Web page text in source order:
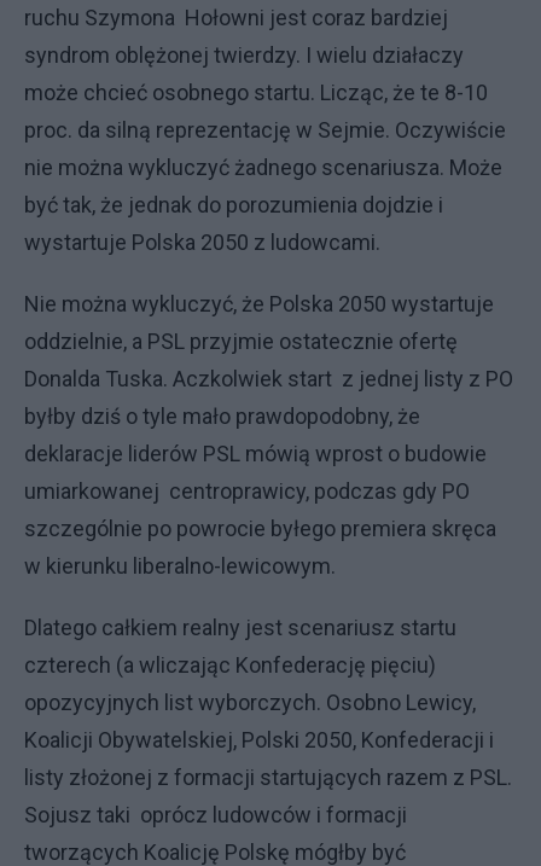
ruchu Szymona Hołowni jest coraz bardziej
syndrom oblężonej twierdzy. I wielu działaczy
może chcieć osobnego startu. Licząc, że te 8-10
proc. da silną reprezentację w Sejmie. Oczywiście
nie można wykluczyć żadnego scenariusza. Może
być tak, że jednak do porozumienia dojdzie i
wystartuje Polska 2050 z ludowcami.
Nie można wykluczyć, że Polska 2050 wystartuje
oddzielnie, a PSL przyjmie ostatecznie ofertę
Donalda Tuska. Aczkolwiek start z jednej listy z PO
byłby dziś o tyle mało prawdopodobny, że
deklaracje liderów PSL mówią wprost o budowie
umiarkowanej centroprawicy, podczas gdy PO
szczególnie po powrocie byłego premiera skręca
w kierunku liberalno-lewicowym.
Dlatego całkiem realny jest scenariusz startu
czterech (a wliczając Konfederację pięciu)
opozycyjnych list wyborczych. Osobno Lewicy,
Koalicji Obywatelskiej, Polski 2050, Konfederacji i
listy złożonej z formacji startujących razem z PSL.
Sojusz taki oprócz ludowców i formacji
tworzących Koalicję Polskę mógłby być